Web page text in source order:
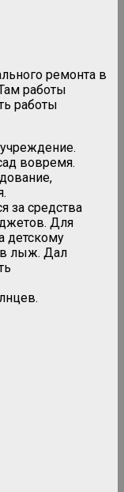
ремонта в
работы
работы
вовремя.
за средства
Для
детскому
лыж. Дал